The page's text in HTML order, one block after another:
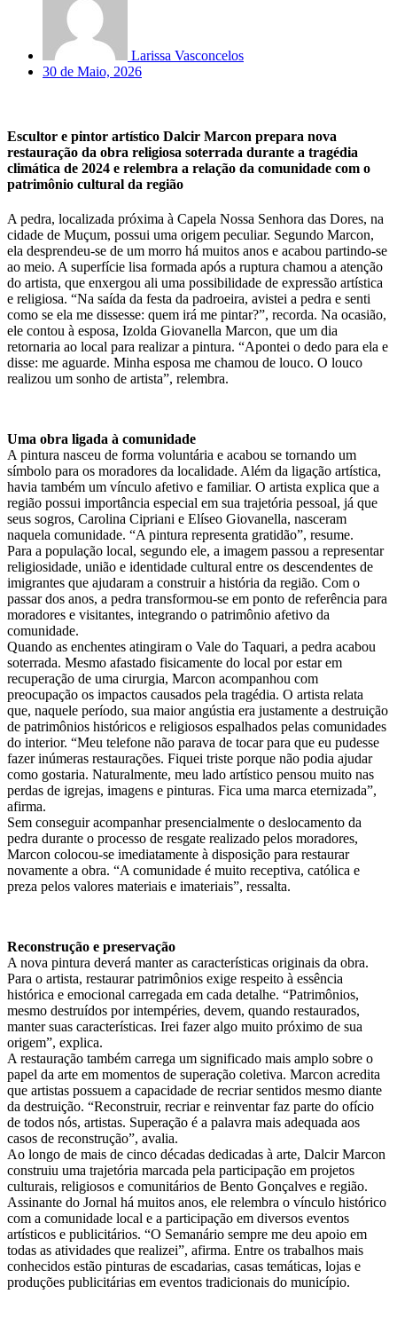
Larissa Vasconcelos
30 de Maio, 2026
Escultor e pintor artístico Dalcir Marcon prepara nova
restauração da obra religiosa soterrada durante a tragédia
climática de 2024 e relembra a relação da comunidade com o
patrimônio cultural da região
A pedra, localizada próxima à Capela Nossa Senhora das Dores, na
cidade de Muçum, possui uma origem peculiar. Segundo Marcon,
ela desprendeu-se de um morro há muitos anos e acabou partindo-se
ao meio. A superfície lisa formada após a ruptura chamou a atenção
do artista, que enxergou ali uma possibilidade de expressão artística
e religiosa. “Na saída da festa da padroeira, avistei a pedra e senti
como se ela me dissesse: quem irá me pintar?”, recorda. Na ocasião,
ele contou à esposa, Izolda Giovanella Marcon, que um dia
retornaria ao local para realizar a pintura. “Apontei o dedo para ela e
disse: me aguarde. Minha esposa me chamou de louco. O louco
realizou um sonho de artista”, relembra.
Uma obra ligada à comunidade
A pintura nasceu de forma voluntária e acabou se tornando um
símbolo para os moradores da localidade. Além da ligação artística,
havia também um vínculo afetivo e familiar. O artista explica que a
região possui importância especial em sua trajetória pessoal, já que
seus sogros, Carolina Cipriani e Elíseo Giovanella, nasceram
naquela comunidade. “A pintura representa gratidão”, resume.
Para a população local, segundo ele, a imagem passou a representar
religiosidade, união e identidade cultural entre os descendentes de
imigrantes que ajudaram a construir a história da região. Com o
passar dos anos, a pedra transformou-se em ponto de referência para
moradores e visitantes, integrando o patrimônio afetivo da
comunidade.
Quando as enchentes atingiram o Vale do Taquari, a pedra acabou
soterrada. Mesmo afastado fisicamente do local por estar em
recuperação de uma cirurgia, Marcon acompanhou com
preocupação os impactos causados pela tragédia. O artista relata
que, naquele período, sua maior angústia era justamente a destruição
de patrimônios históricos e religiosos espalhados pelas comunidades
do interior. “Meu telefone não parava de tocar para que eu pudesse
fazer inúmeras restaurações. Fiquei triste porque não podia ajudar
como gostaria. Naturalmente, meu lado artístico pensou muito nas
perdas de igrejas, imagens e pinturas. Fica uma marca eternizada”,
afirma.
Sem conseguir acompanhar presencialmente o deslocamento da
pedra durante o processo de resgate realizado pelos moradores,
Marcon colocou-se imediatamente à disposição para restaurar
novamente a obra. “A comunidade é muito receptiva, católica e
preza pelos valores materiais e imateriais”, ressalta.
Reconstrução e preservação
A nova pintura deverá manter as características originais da obra.
Para o artista, restaurar patrimônios exige respeito à essência
histórica e emocional carregada em cada detalhe. “Patrimônios,
mesmo destruídos por intempéries, devem, quando restaurados,
manter suas características. Irei fazer algo muito próximo de sua
origem”, explica.
A restauração também carrega um significado mais amplo sobre o
papel da arte em momentos de superação coletiva. Marcon acredita
que artistas possuem a capacidade de recriar sentidos mesmo diante
da destruição. “Reconstruir, recriar e reinventar faz parte do ofício
de todos nós, artistas. Superação é a palavra mais adequada aos
casos de reconstrução”, avalia.
Ao longo de mais de cinco décadas dedicadas à arte, Dalcir Marcon
construiu uma trajetória marcada pela participação em projetos
culturais, religiosos e comunitários de Bento Gonçalves e região.
Assinante do Jornal há muitos anos, ele relembra o vínculo histórico
com a comunidade local e a participação em diversos eventos
artísticos e publicitários. “O Semanário sempre me deu apoio em
todas as atividades que realizei”, afirma. Entre os trabalhos mais
conhecidos estão pinturas de escadarias, casas temáticas, lojas e
produções publicitárias em eventos tradicionais do município.